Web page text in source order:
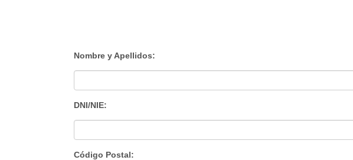
Nombre y Apellidos:
DNI/NIE:
Código Postal: